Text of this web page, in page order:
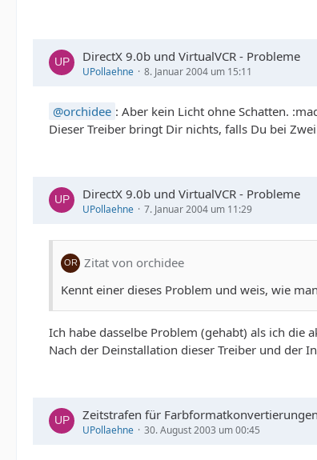
DirectX 9.0b und VirtualVCR - Probleme
UPollaehne 8. Januar 2004 um 15:11
orchidee : Aber kein Licht ohne Schatten.
Dieser Treiber bringt Dir nichts, falls Du bei
DirectX 9.0b und VirtualVCR - Probleme
UPollaehne 7. Januar 2004 um 11:29
Zitat von orchidee
Kennt einer dieses Problem und weis, wie
Ich habe dasselbe Problem (gehabt) als ich die
Nach der Deinstallation dieser Treiber und der
Zeitstrafen für
UPollaehne 30. August 2003 um 00:45